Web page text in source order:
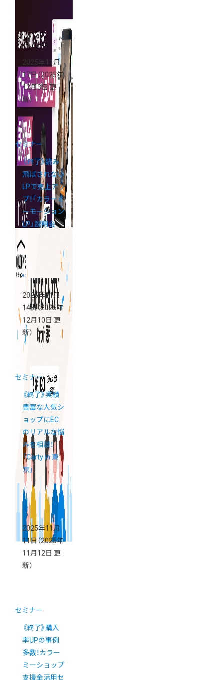
ーショップ説
明会」
2025年11月
17日（2025年
12月3日 更
新）
セミナー
《終了》読み
飛ばされない
LPで売上アッ
プ！「カラーミ
ーモーション
LP」説明会
2025年11月
14日（2025年
12月10日 更
新）
セミナー
《終了》実績
豊富な人気シ
ョップにEC
のリアルな悩
みを相談！
「Carty in 東
京」
2025年11月
11日 （2025年
11月12日 更
新）
セミナー
《終了》購入
率UPの事例
多数！カラー
ミーショップ
支援金活用セ